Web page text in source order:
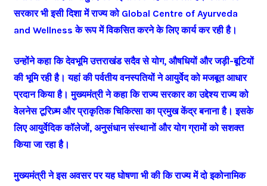
सरकार भी इसी दिशा में राज्य को Global Centre of Ayurveda
and Wellness के रूप में विकसित करने के लिए कार्य कर रही है।
उन्होंने कहा कि देवभूमि उत्तराखंड सदैव से योग, औषधियों और जड़ी-बूटियों
की भूमि रही है। यहां की पर्वतीय वनस्पतियों ने आयुर्वेद को मजबूत आधार
प्रदान किया है। मुख्यमंत्री ने कहा कि राज्य सरकार का उद्देश्य राज्य को
वेलनेस टूरिज़्म और प्राकृतिक चिकित्सा का प्रमुख केंद्र बनाना है। इसके
लिए आयुर्वेदिक कॉलेजों, अनुसंधान संस्थानों और योग ग्रामों को सशक्त
किया जा रहा है।
मुख्यमंत्री ने इस अवसर पर यह घोषणा भी की कि राज्य में दो इकोनामिक